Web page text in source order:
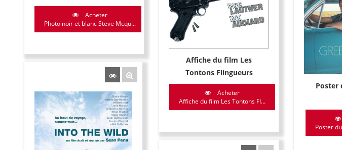
Acheter
Photo noir et blanc Steve Mcqu...
Affiche du film Les
Tontons Flingueurs
Acheter
Affiche du film Les Tontons Fl...
Poster
Poster